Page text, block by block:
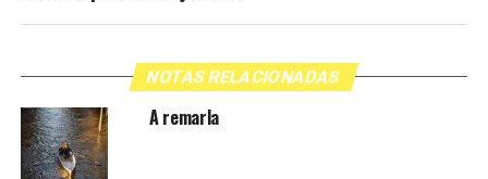
NOTAS RELACIONADAS
A remarla